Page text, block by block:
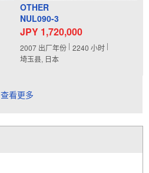
OTHER
NUL090-3
JPY 1,720,000
2007 出厂年份 2240 小时
埼玉县, 日本
查看更多